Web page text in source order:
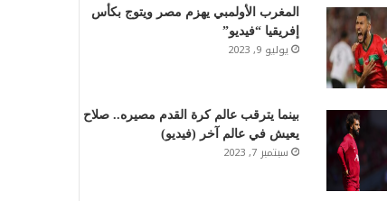
المغرب الأولمبي يهزم مصر ويتوج بكأس
إفريقيا “فيديو”
يوليو 9, 2023
بينما يترقب عالم كرة القدم مصيره.. صلاح
يعيش في عالم آخر (فيديو)
سبتمبر 7, 2023